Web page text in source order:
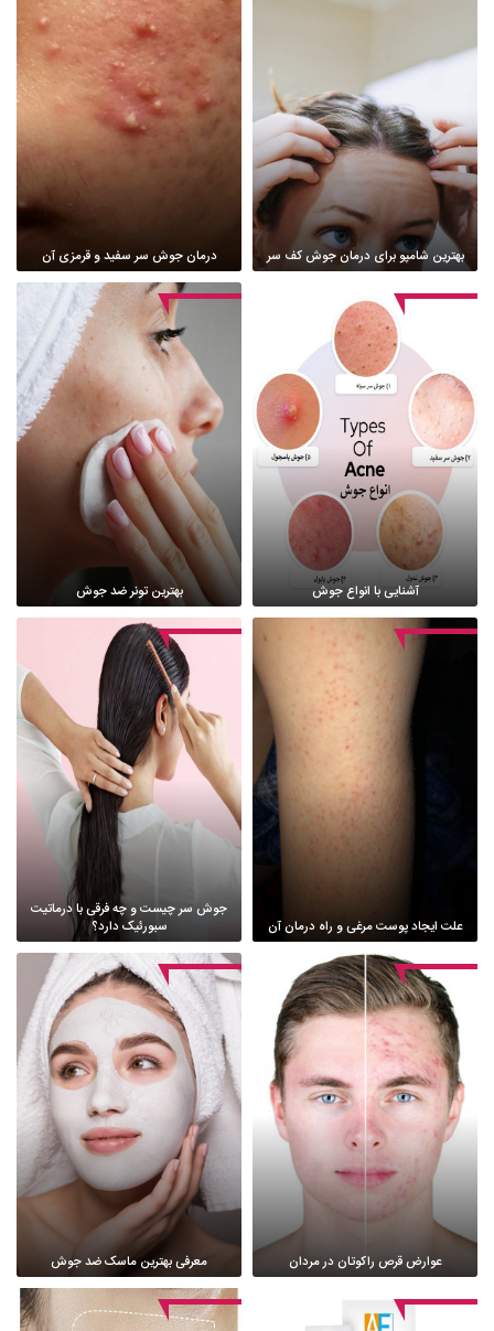
بهترین شامپو برای درمان جوش کف سر درمان جوش سر سفید و قرمزی آن
آشنایی با انواع جوش بهترین تونر ضد جوش
علت ایجاد پوست مرغی و راه درمان آن
جوش سر چیست و چه فرقی با درماتیت
سبورئیک دارد؟
عوارض قرص راکوتان در مردان معرفی بهترین ماسک ضد جوش